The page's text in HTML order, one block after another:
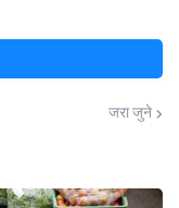
जरा जुने